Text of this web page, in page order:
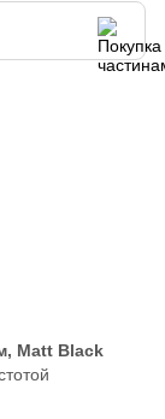
Matt Black